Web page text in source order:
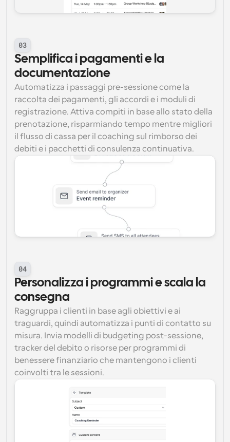
03
Semplifica i pagamenti e la
documentazione
Automatizza i passaggi pre-sessione come la
raccolta dei pagamenti, gli accordi e i moduli di
registrazione. Attiva compiti in base allo stato della
prenotazione, risparmiando tempo mentre migliori
il flusso di cassa per il coaching sul rimborso dei
debiti e i pacchetti di consulenza continuativa.
04
Personalizza i programmi e scala la
consegna
Raggruppa i clienti in base agli obiettivi e ai
traguardi, quindi automatizza i punti di contatto su
misura. Invia modelli di budgeting post-sessione,
tracker del debito o risorse per programmi di
benessere finanziario che mantengono i clienti
coinvolti tra le sessioni.